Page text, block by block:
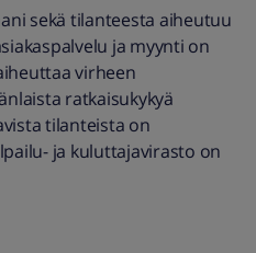
sekä tilanteesta aiheutuu
ja myynti on
virheen
ratkaisukykyä
tilanteista on
ja kuluttajavirasto on